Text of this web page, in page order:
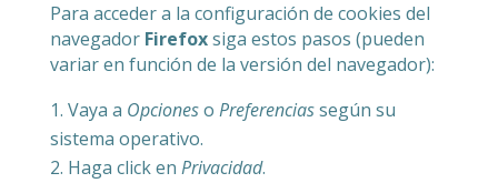
Para acceder a la configuración de cookies del
navegador Firefoxsiga estos pasos (pueden
variar en función de la versión del navegador):
Vaya a Opcioneso Preferenciassegún su
sistema operativo.
Haga click en Privacidad.